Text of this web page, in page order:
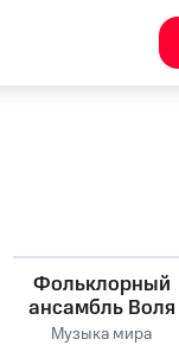
Фольклорный
ансамбль Воля
Музыка мира